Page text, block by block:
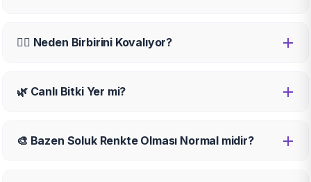
🤼‍♂️ Neden Birbirini Kovalıyor?
🌿 Canlı Bitki Yer mi?
🎨 Bazen Soluk Renkte Olması Normal midir?